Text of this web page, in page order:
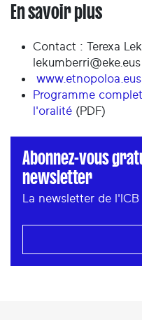
En savoir plus
Contact : Terexa
www.etnopoloa.eus
Programme
l'oralité (PDF)
Abonnez-vous
newsletter
La newsletter de